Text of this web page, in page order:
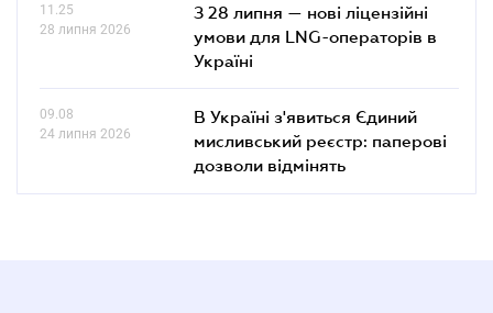
11.25
28 липня 2026
З 28 липня — нові ліцензійні
умови для LNG-операторів в
Україні
09.08
24 липня 2026
В Україні з'явиться Єдиний
мисливський реєстр: паперові
дозволи відмінять